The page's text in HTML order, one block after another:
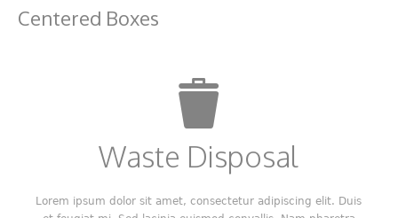
Centered Boxes
Waste Disposal
Lorem ipsum dolor sit amet, consectetur adipiscing elit. Duis